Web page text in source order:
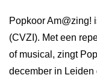
Popkoor Am@zing!
(CVZI). Met een
of musical, zingt
december in Leiden